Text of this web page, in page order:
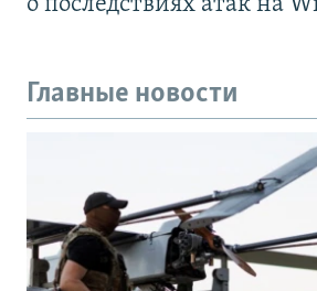
о последствиях атак на
Главные новости